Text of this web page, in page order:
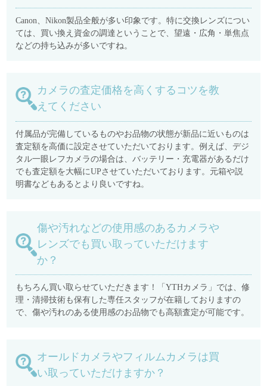
Canon、Nikon製品全般が多い印象です。特に交換レンズについ
ては、買い換え資金の調達ということで、望遠・広角・単焦点
などの持ち込みが多いですね。
カメラの査定価格を高くするコツを教
えてください
付属品が完備しているものやお品物の状態が新品に近いものは
査定額を高価に設定させていただいております。例えば、デジ
タル一眼レフカメラの場合は、バッテリー・充電器があるだけ
でも査定額を大幅にUPさせていただいております。元箱や説
明書などもあるとより良いですね。
傷や汚れなどの使用感のあるカメラや
レンズでも買い取っていただけます
か？
もちろん買い取らせていただきます！「YTHカメラ」では、修
理・清掃技術も保有した専任スタッフが在籍しておりますの
で、傷や汚れのある使用感のお品物でも高額査定が可能です。
オールドカメラやフィルムカメラは買
い取っていただけますか？